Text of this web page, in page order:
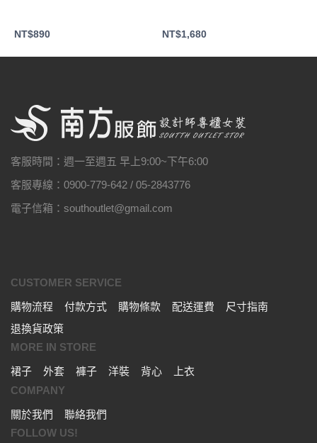
NT$890 NT$1,680
客服時間：週一至週五 早上9:00~下午6:00
客服專線：0900-779-642 / 05-2843776
電子信箱：southoutlet@gmail.com
CUSTOMER SERVICE
購物流程
付款方式 購物條款 配送運費
尺寸指南
退換貨政策
MORE IN STORE
裙子
外套 褲子 洋裝 背心
上衣
COMPANY
關於我們
聯絡我們
FOLLOW US!